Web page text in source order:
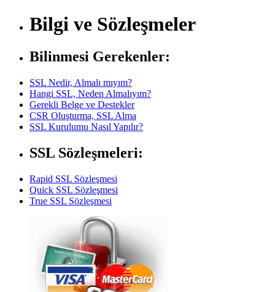
Bilgi ve Sözleşmeler
Bilinmesi Gerekenler:
SSL Nedir, Almalı mıyım?
Hangi SSL, Neden Almalıyım?
Gerekli Belge ve Destekler
CSR Oluşturma, SSL Alma
SSL Kurulumu Nasıl Yapılır?
SSL Sözleşmeleri:
Rapid SSL Sözleşmesi
Quick SSL Sözleşmesi
True SSL Sözleşmesi